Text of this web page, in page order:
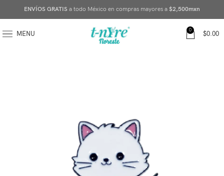
ENVÍOS GRATIS a todo México en compras mayores a $2,500mxn
MENU 0 $0.00